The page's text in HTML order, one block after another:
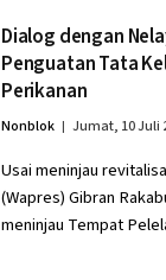
Dialog dengan
Penguatan Tata
Perikanan
Nonblok Jumat, 10 Juli
Usai meninjau
(Wapres) Gibran
meninjau Tempat